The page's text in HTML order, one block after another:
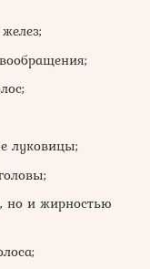
луковицы;
но и жирностью